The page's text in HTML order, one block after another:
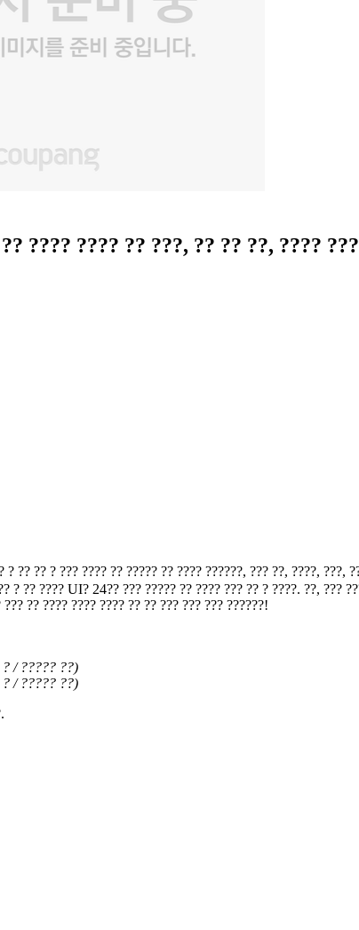
???? ???? ?? ???, ?? ?? ??, ????
?? ? ??? ???? ?? ????? ?? ???? ??????, ??? ??, ????, ???,
? ?? ???? UI? 24?? ??? ????? ?? ???? ??? ?? ? ????. ??, ???
?? ???? ???? ???? ?? ?? ??? ??? ??? ??????!
? / ????? ??)
? / ????? ??)